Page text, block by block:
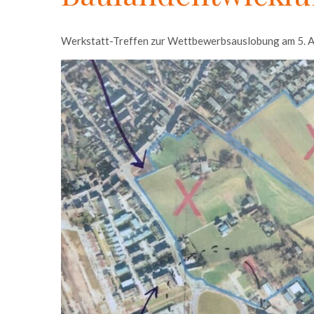
Werkstatt-Treffen zur Wettbewerbsauslobung am 5.